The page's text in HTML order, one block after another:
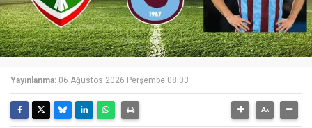
Yayınlanma: 06 Ağustos 2026 Perşembe 08:03